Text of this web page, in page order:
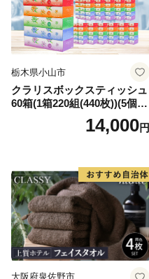
栃木県小山市
クラリスボックスティッシュ
60箱(1箱220組(440枚))(5個入
り×12セット)【1256759】
14,000円
大阪府泉佐野市